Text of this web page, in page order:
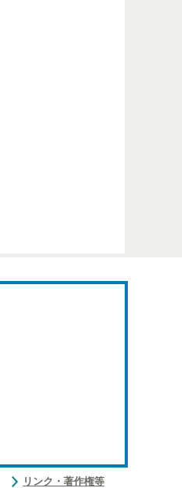
リンク・著作権等